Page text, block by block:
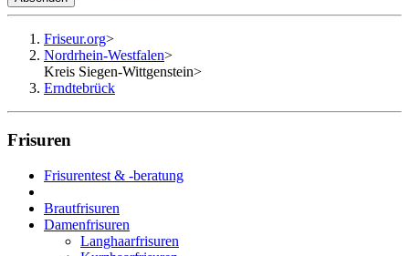
Friseur.org>
Nordrhein-Westfalen>
Kreis Siegen-Wittgenstein>
Erndtebrück
Frisuren
Frisurentest & -beratung
Brautfrisuren
Damenfrisuren
Langhaarfrisuren